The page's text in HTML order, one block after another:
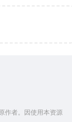
作者。因使用本资源